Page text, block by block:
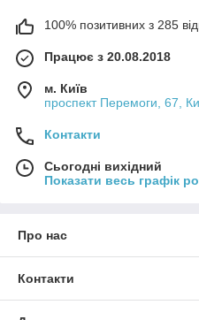
100% позитивних з 285
Працює з 20.08.2018
м. Київ
проспект Перемоги, 67,
Контакти
Сьогодні вихідний
Показати весь графік
Про нас
Контакти